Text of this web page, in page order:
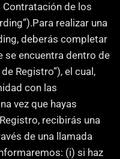
de los
realizar una
deberás completar
encuentra dentro de
Registro”), el cual,
con las
vez que hayas
recibirás una
de una llamada
(i) si haz